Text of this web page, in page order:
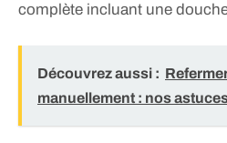
complète incluant une
Découvrez aussi :
manuellement : nos